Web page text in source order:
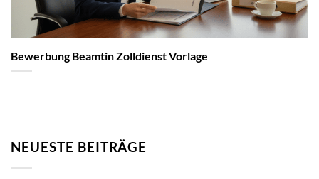
Bewerbung Beamtin Zolldienst Vorlage
NEUESTE BEITRÄGE